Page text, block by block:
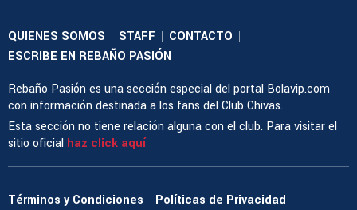
QUIENES SOMOS | STAFF | CONTACTO |
ESCRIBE EN REBAÑO PASIÓN
Rebaño Pasión es una sección especial del portal Bolavip.com
con información destinada a los fans del Club Chivas.
Esta sección no tiene relación alguna con el club. Para visitar el
sitio oficial haz click aquí
Términos y Condiciones
Políticas de Privacidad